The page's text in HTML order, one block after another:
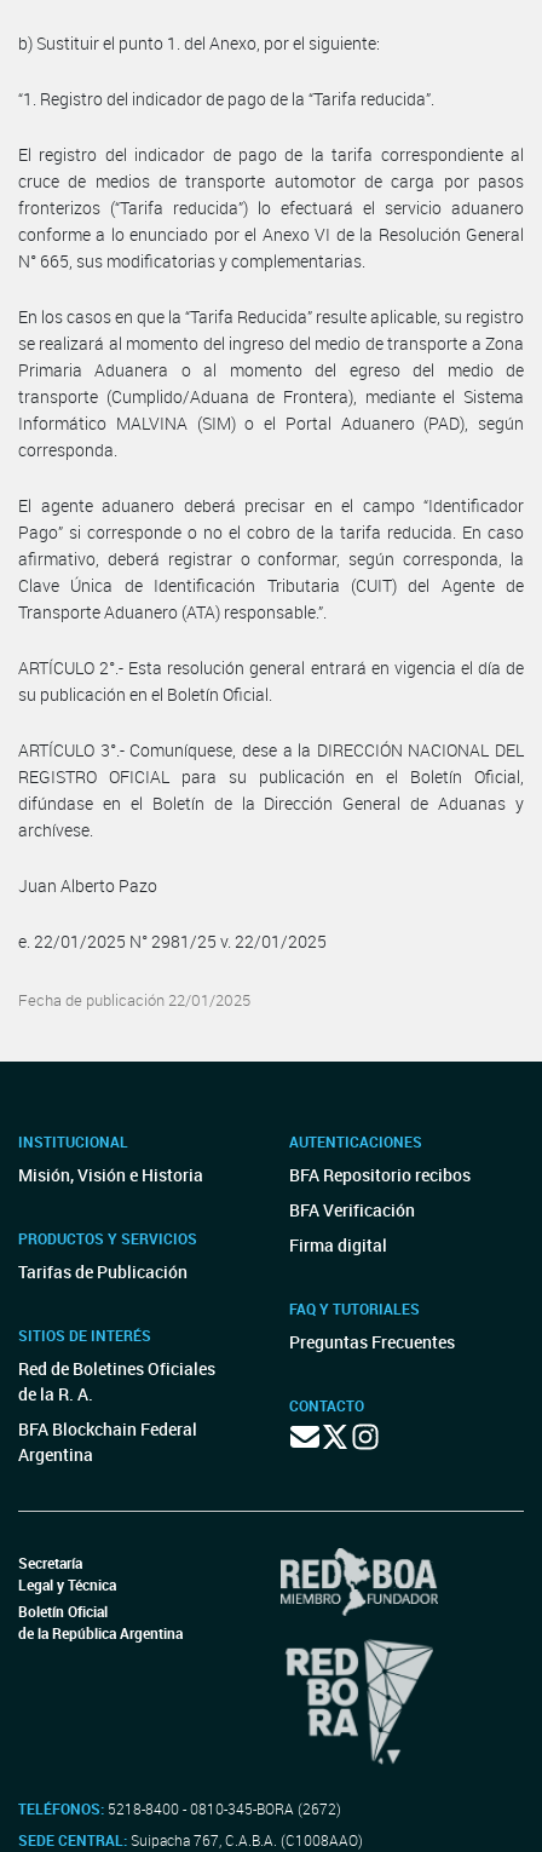
b) Sustituir el punto 1. del Anexo, por el siguiente:
“1. Registro del indicador de pago de la “Tarifa reducida”.
El registro del indicador de pago de la tarifa correspondiente al
cruce de medios de transporte automotor de carga por pasos
fronterizos (“Tarifa reducida”) lo efectuará el servicio aduanero
conforme a lo enunciado por el Anexo VI de la Resolución General
N° 665, sus modificatorias y complementarias.
En los casos en que la “Tarifa Reducida” resulte aplicable, su registro
se realizará al momento del ingreso del medio de transporte a Zona
Primaria Aduanera o al momento del egreso del medio de
transporte (Cumplido/Aduana de Frontera), mediante el Sistema
Informático MALVINA (SIM) o el Portal Aduanero (PAD), según
corresponda.
El agente aduanero deberá precisar en el campo “Identificador
Pago” si corresponde o no el cobro de la tarifa reducida. En caso
afirmativo, deberá registrar o conformar, según corresponda, la
Clave Única de Identificación Tributaria (CUIT) del Agente de
Transporte Aduanero (ATA) responsable.”.
ARTÍCULO 2°.- Esta resolución general entrará en vigencia el día de
su publicación en el Boletín Oficial.
ARTÍCULO 3°.- Comuníquese, dese a la DIRECCIÓN NACIONAL DEL
REGISTRO OFICIAL para su publicación en el Boletín Oficial,
difúndase en el Boletín de la Dirección General de Aduanas y
archívese.
Juan Alberto Pazo
e. 22/01/2025 N° 2981/25 v. 22/01/2025
Fecha de publicación 22/01/2025
INSTITUCIONAL
Misión, Visión e Historia
PRODUCTOS Y SERVICIOS
Tarifas de Publicación
SITIOS DE INTERÉS
Red de Boletines Oficiales
de la R. A.
BFA Blockchain Federal
Argentina
AUTENTICACIONES
BFA Repositorio recibos
BFA Verificación
Firma digital
FAQ Y TUTORIALES
Preguntas Frecuentes
CONTACTO
Secretaría
Legal y Técnica
Boletín Oficial
de la República Argentina
TELÉFONOS: 5218-8400 - 0810-345-BORA (2672)
SEDE CENTRAL:Suipacha 767, C.A.B.A. (C1008AAO)